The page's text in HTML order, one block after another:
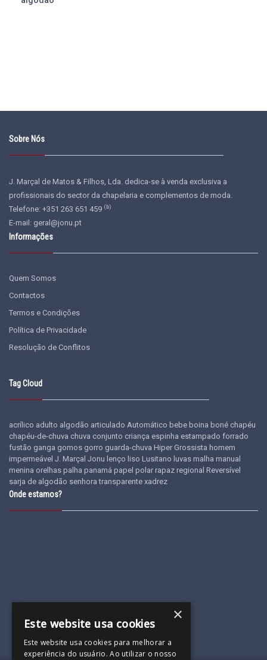
Sobre Nós
J. Marçal de Matos & Filhos, Lda. dedica-se à venda exclusiva a
profissionais do sector da chapelaria e complementos de moda.
Telefone: +351 263 651 459 (b)
E-mail: geral@jonu.pt
Informações
Quem Somos
Contactos
Termos e Condições
Política de Privacidade
Resolução de Conflitos
Tag Cloud
acrílico adulto algodão articulado Automático bebe boina boné chapéu
chapéu-de-chuva chuva conjunto criança espinha estampado forrado
fustão ganga gomos gorro guarda-chuva Hiper Grossista homem
impermeável J. Marçal Jonu lenço liso Lusitano luvas malha manual
menina orelhas palha panamá papel polar rapaz regional Reversível
sarja de algodão senhora transparente xadrez
Onde estamos?
×
Este website usa cookies
Este website usa cookies para melhorar a
experiência do usuário. Ao utilizar o nosso